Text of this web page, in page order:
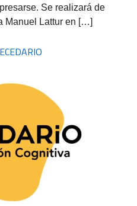
Se realizará de
Manuel Lattur en […]